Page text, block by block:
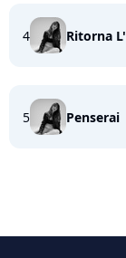
4 Ritorna
5 Penserai